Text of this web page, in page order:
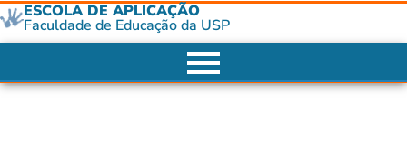
ESCOLA DE APLICAÇÃO
Faculdade de Educação da USP